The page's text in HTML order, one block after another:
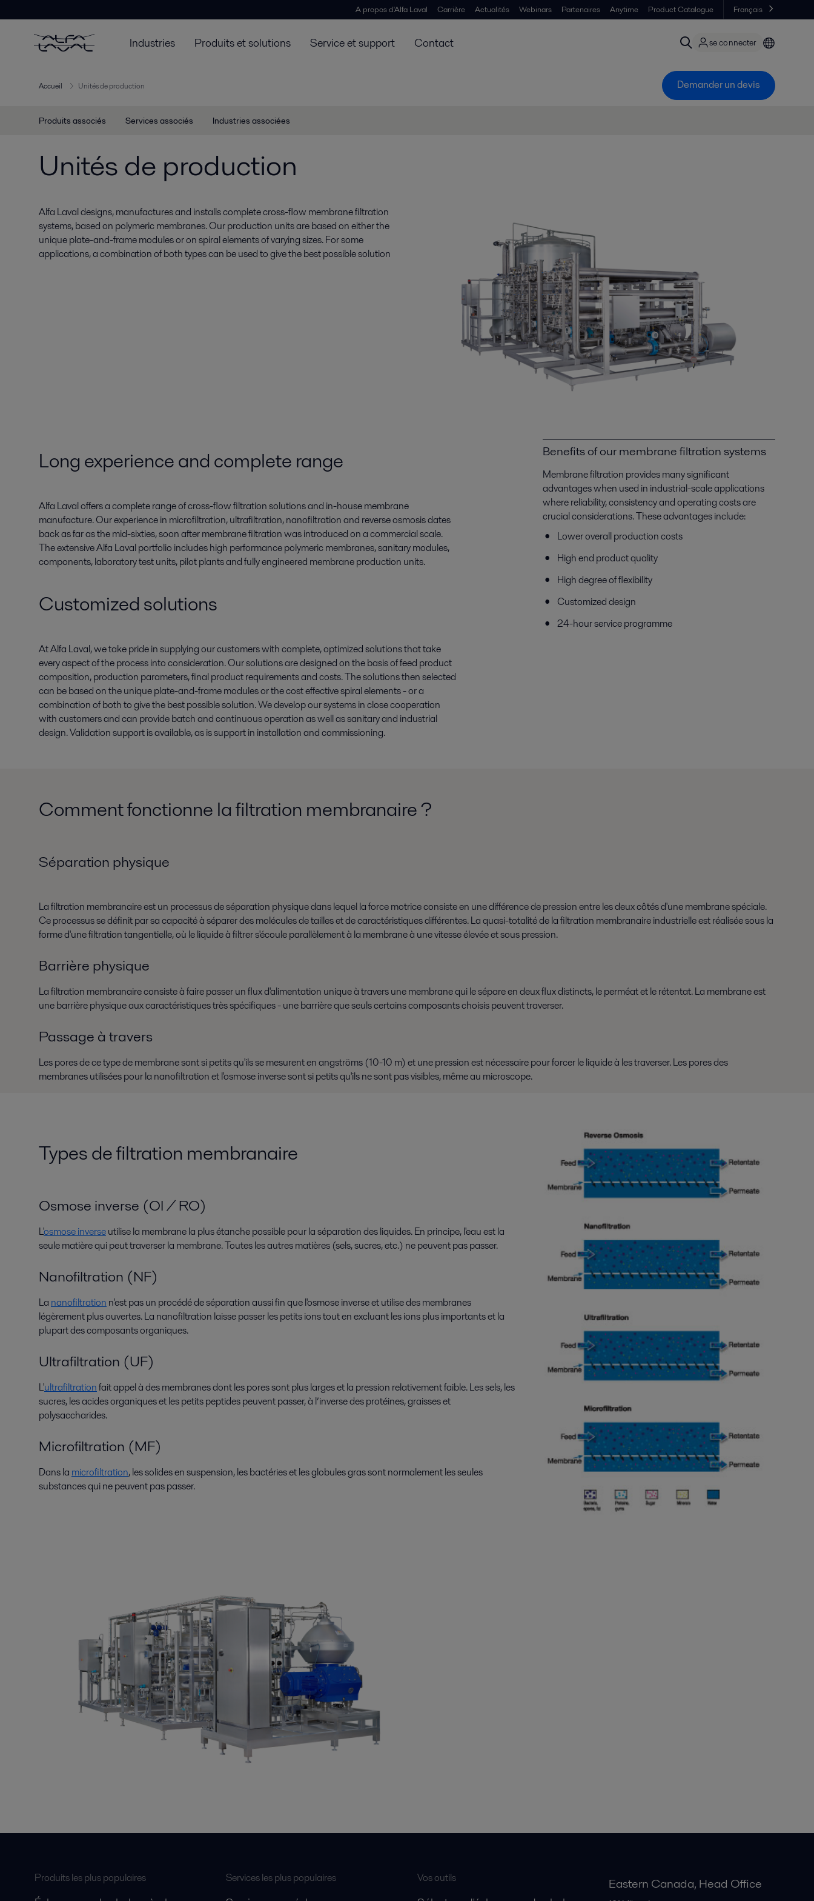
A propos d'Alfa Laval Carrière Actualités Webinars Partenaires Anytime Product Catalogue Français
Industries Produits et solutions Service et support Contact se connecter
Accueil Unités de production Demander un devis
Produits associés Services associés Industries associées
Unités de production
Alfa Laval designs, manufactures and installs complete cross-flow membrane filtration
systems, based on polymeric membranes. Our production units are based on either the
unique plate-and-frame modules or on spiral elements of varying sizes. For some
applications, a combination of both types can be used to give the best possible solution
Long experience and complete range
Alfa Laval offers a complete range of cross-flow filtration solutions and in-house membrane
manufacture. Our experience in microfiltration, ultrafiltration, nanofiltration and reverse osmosis dates
back as far as the mid-sixties, soon after membrane filtration was introduced on a commercial scale.
The extensive Alfa Laval portfolio includes high performance polymeric membranes, sanitary modules,
components, laboratory test units, pilot plants and fully engineered membrane production units.
Customized solutions
At Alfa Laval, we take pride in supplying our customers with complete, optimized solutions that take
every aspect of the process into consideration. Our solutions are designed on the basis of feed product
composition, production parameters, final product requirements and costs. The solutions then selected
can be based on the unique plate-and-frame modules or the cost effective spiral elements - or a
combination of both to give the best possible solution. We develop our systems in close cooperation
with customers and can provide batch and continuous operation as well as sanitary and industrial
design. Validation support is available, as is support in installation and commissioning.
Benefits of our membrane filtration systems
Membrane filtration provides many significant
advantages when used in industrial-scale applications
where reliability, consistency and operating costs are
crucial considerations. These advantages include:
Lower overall production costs
High end product quality
High degree of flexibility
Customized design
24-hour service programme
Comment fonctionne la filtration membranaire ?
Séparation physique
La filtration membranaire est un processus de séparation physique dans lequel la force motrice consiste en une différence de pression entre les deux côtés d'une membrane spéciale.
Ce processus se définit par sa capacité à séparer des molécules de tailles et de caractéristiques différentes. La quasi-totalité de la filtration membranaire industrielle est réalisée sous la
forme d'une filtration tangentielle, où le liquide à filtrer s'écoule parallèlement à la membrane à une vitesse élevée et sous pression.
Barrière physique
La filtration membranaire consiste à faire passer un flux d'alimentation unique à travers une membrane qui le sépare en deux flux distincts, le perméat et le rétentat. La membrane est
une barrière physique aux caractéristiques très spécifiques - une barrière que seuls certains composants choisis peuvent traverser.
Passage à travers
Les pores de ce type de membrane sont si petits qu'ils se mesurent en angströms (10-10 m) et une pression est nécessaire pour forcer le liquide à les traverser. Les pores des
membranes utilisées pour la nanofiltration et l'osmose inverse sont si petits qu'ils ne sont pas visibles, même au microscope.
Types de filtration membranaire
Osmose inverse (OI / RO)
L'osmose inverseutilise la membrane la plus étanche possible pour la séparation des liquides. En principe, l'eau est la
seule matière qui peut traverser la membrane. Toutes les autres matières (sels, sucres, etc.) ne peuvent pas passer.
Nanofiltration (NF)
La nanofiltration n'est pas un procédé de séparation aussi fin que l'osmose inverse et utilise des membranes
légèrement plus ouvertes. La nanofiltration laisse passer les petits ions tout en excluant les ions plus importants et la
plupart des composants organiques.
Ultrafiltration (UF)
L'ultrafiltrationfait appel à des membranes dont les pores sont plus larges et la pression relativement faible. Les sels, les
sucres, les acides organiques et les petits peptides peuvent passer, à l’inverse des protéines, graisses et
polysaccharides.
Microfiltration (MF)
Dans la microfiltration, les solides en suspension, les bactéries et les globules gras sont normalement les seules
substances qui ne peuvent pas passer.
Produits les plus populaires Services les plus populaires Vos outils Eastern Canada, Head Office